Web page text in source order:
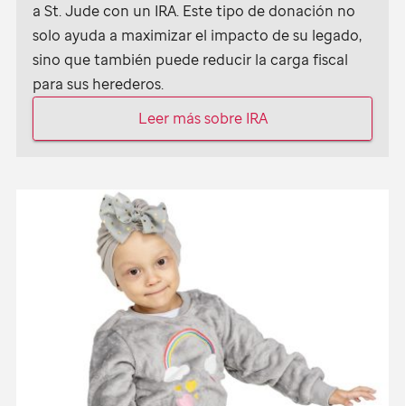
a St. Judecon un IRA. Este tipo de donación no
solo ayuda a maximizar el impacto de su legado,
sino que también puede reducir la carga fiscal
para sus herederos.
Leer más sobre IRA